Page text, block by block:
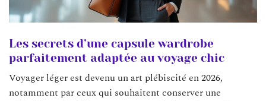
Les secrets d’une capsule wardrobe
parfaitement adaptée au voyage chic
Voyager léger est devenu un art plébiscité en 2026,
notamment par ceux qui souhaitent conserver une